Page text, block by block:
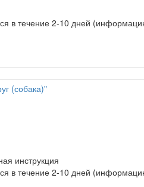
в течение 2-10 дней
(собака)"
инструкция
в течение 2-10 дней